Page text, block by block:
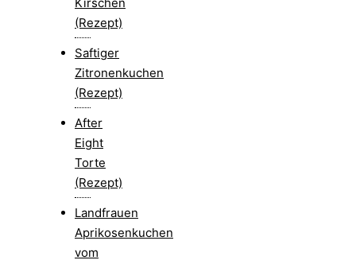
Kirschen
(Rezept)
Saftiger
Zitronenkuchen
(Rezept)
After
Eight
Torte
(Rezept)
Landfrauen
Aprikosenkuchen
vom